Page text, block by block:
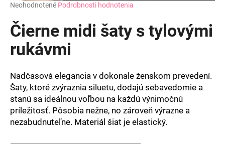
Priemerné
produktu
je
hviezdičiek.
Neohodnotené Podrobnosti hodnotenia
Čierne midi šaty s tylovými
rukávmi
Nadčasová elegancia v dokonale ženskom prevedení.
Šaty, ktoré zvýraznia siluetu, dodajú sebavedomie a
stanú sa ideálnou voľbou na každú výnimočnú
príležitosť. Pôsobia nežne, no zároveň výrazne a
nezabudnuteľne. Materiál šiat je elastický.